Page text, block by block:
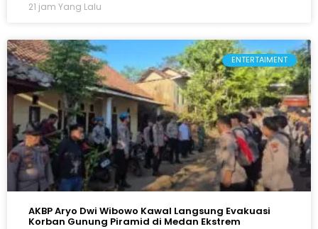
21 jam Yang Lalu
ENTERTAIMENT
AKBP Aryo Dwi Wibowo Kawal Langsung Evakuasi
Korban Gunung Piramid di Medan Ekstrem